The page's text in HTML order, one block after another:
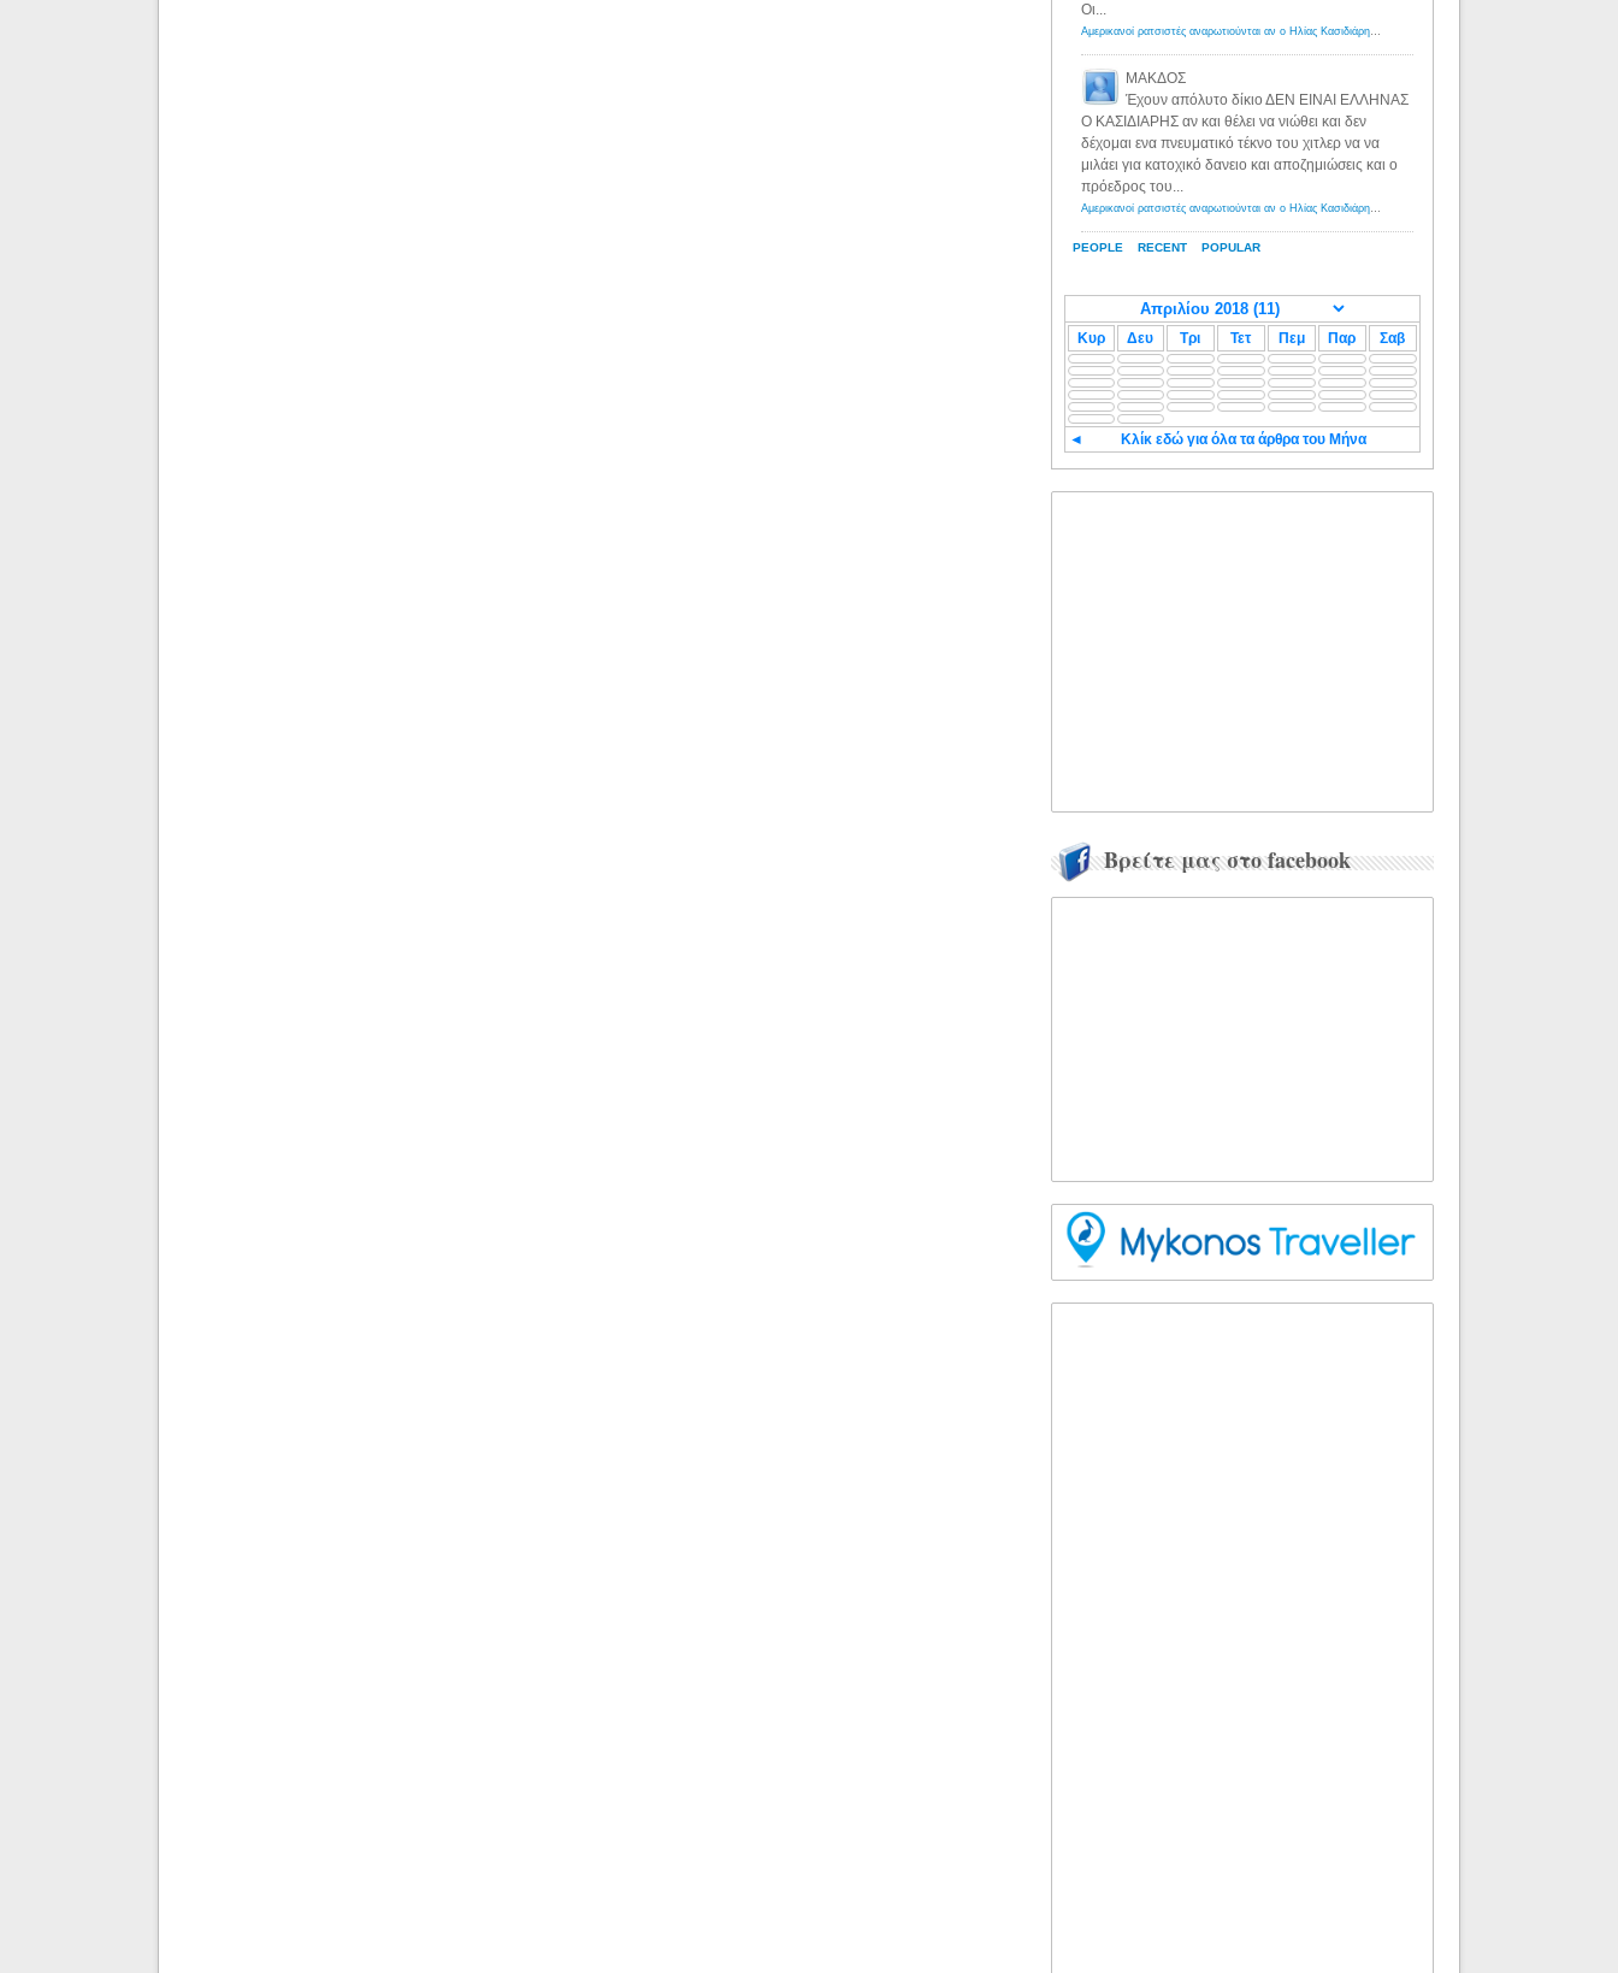
PEOPLE RECENT POPULAR
Οι...
Αμερικανοί ρατσιστές αναρωτιούνται αν ο Ηλίας Κασιδιάρης ανήκει στη λευκή φυλή... - Λόγιος Ερμής
ΜΑΚΔΟΣ
Έχουν απόλυτο δίκιο ΔΕΝ ΕΙΝΑΙ ΕΛΛΗΝΑΣ
Ο ΚΑΣΙΔΙΑΡΗΣ αν και θέλει να νιώθει και δεν
δέχομαι ενα πνευματικό τέκνο του χιτλερ να να
μιλάει για κατοχικό δανειο και αποζημιώσεις και ο
πρόεδρος του...
Αμερικανοί ρατσιστές αναρωτιούνται αν ο Ηλίας Κασιδιάρης ανήκει στη λευκή φυλή... - Λόγιος Ερμής
Κυρ Δευ Τρι Τετ Πεμ Παρ Σαβ
◄ Κλίκ εδώ για όλα τα άρθρα του Μήνα
Βρείτε μας στο facebook